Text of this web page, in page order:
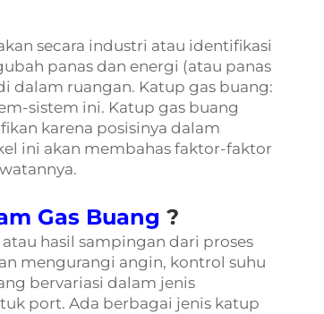
secara industri atau identifikasi
panas dan energi (atau panas
dalam ruangan. Katup gas buang:
sistem ini. Katup gas buang
karena posisinya dalam
ini akan membahas faktor-faktor
Gas Buang ?
hasil sampingan dari proses
mengurangi angin, kontrol suhu
bervariasi dalam jenis
port. Ada berbagai jenis katup